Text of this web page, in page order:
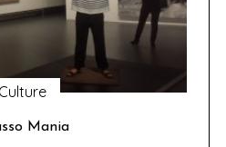
Culture
Mania